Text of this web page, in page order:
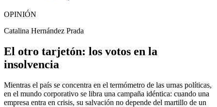
OPINIÓN
Catalina Hernández Prada
El otro tarjetón: los votos en la
insolvencia
Mientras el país se concentra en el termómetro de las urnas políticas,
en el mundo corporativo se libra una campaña idéntica: cuando una
empresa entra en crisis, su salvación no depende del martillo de un